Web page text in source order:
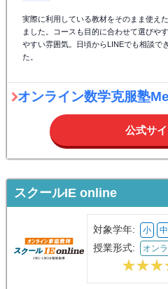
実際に利用している教材をそのまま使え
ました。コースも目的に合わせて選びや
やすい雰囲気。日頃からLINEでも相談で
た。
オンライン数学克服塾
公式サ
スクールIE online
対象学年: 小 中
授業形式: オン